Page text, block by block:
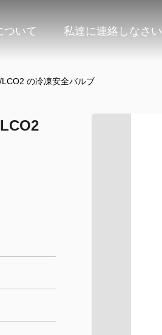
ついて 私達に連絡しなさい
の冷凍安全バルブ